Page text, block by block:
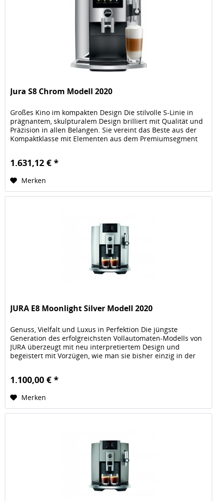
Jura S8 Chrom Modell 2020
Großes Kino im kompakten Design Die stilvolle S-Linie in
prägnantem, skulpturalem Design brilliert mit Qualität und
Präzision in allen Belangen. Sie vereint das Beste aus der
Kompaktklasse mit Elementen aus dem Premiumsegment
1.631,12 € *
Merken
JURA E8 Moonlight Silver Modell 2020
Genuss, Vielfalt und Luxus in Perfektion Die jüngste
Generation des erfolgreichsten Vollautomaten-Modells von
JURA überzeugt mit neu interpretiertem Design und
begeistert mit Vorzügen, wie man sie bisher einzig in der
1.100,00 € *
Merken